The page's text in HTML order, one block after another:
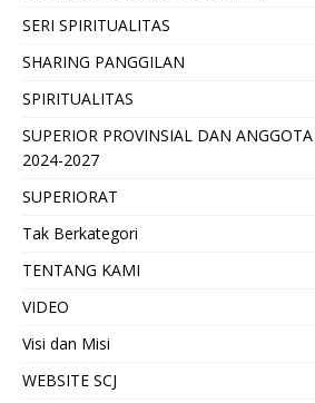
SERI SPIRITUALITAS
SHARING PANGGILAN
SPIRITUALITAS
SUPERIOR PROVINSIAL DAN
2024-2027
SUPERIORAT
Tak Berkategori
TENTANG KAMI
VIDEO
Visi dan Misi
WEBSITE SCJ